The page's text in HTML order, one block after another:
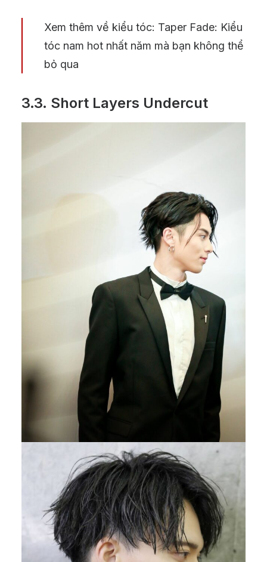
Xem thêm về kiểu tóc: Taper Fade: Kiểu
tóc nam hot nhất năm mà bạn không thể
bỏ qua
3.3. Short Layers Undercut